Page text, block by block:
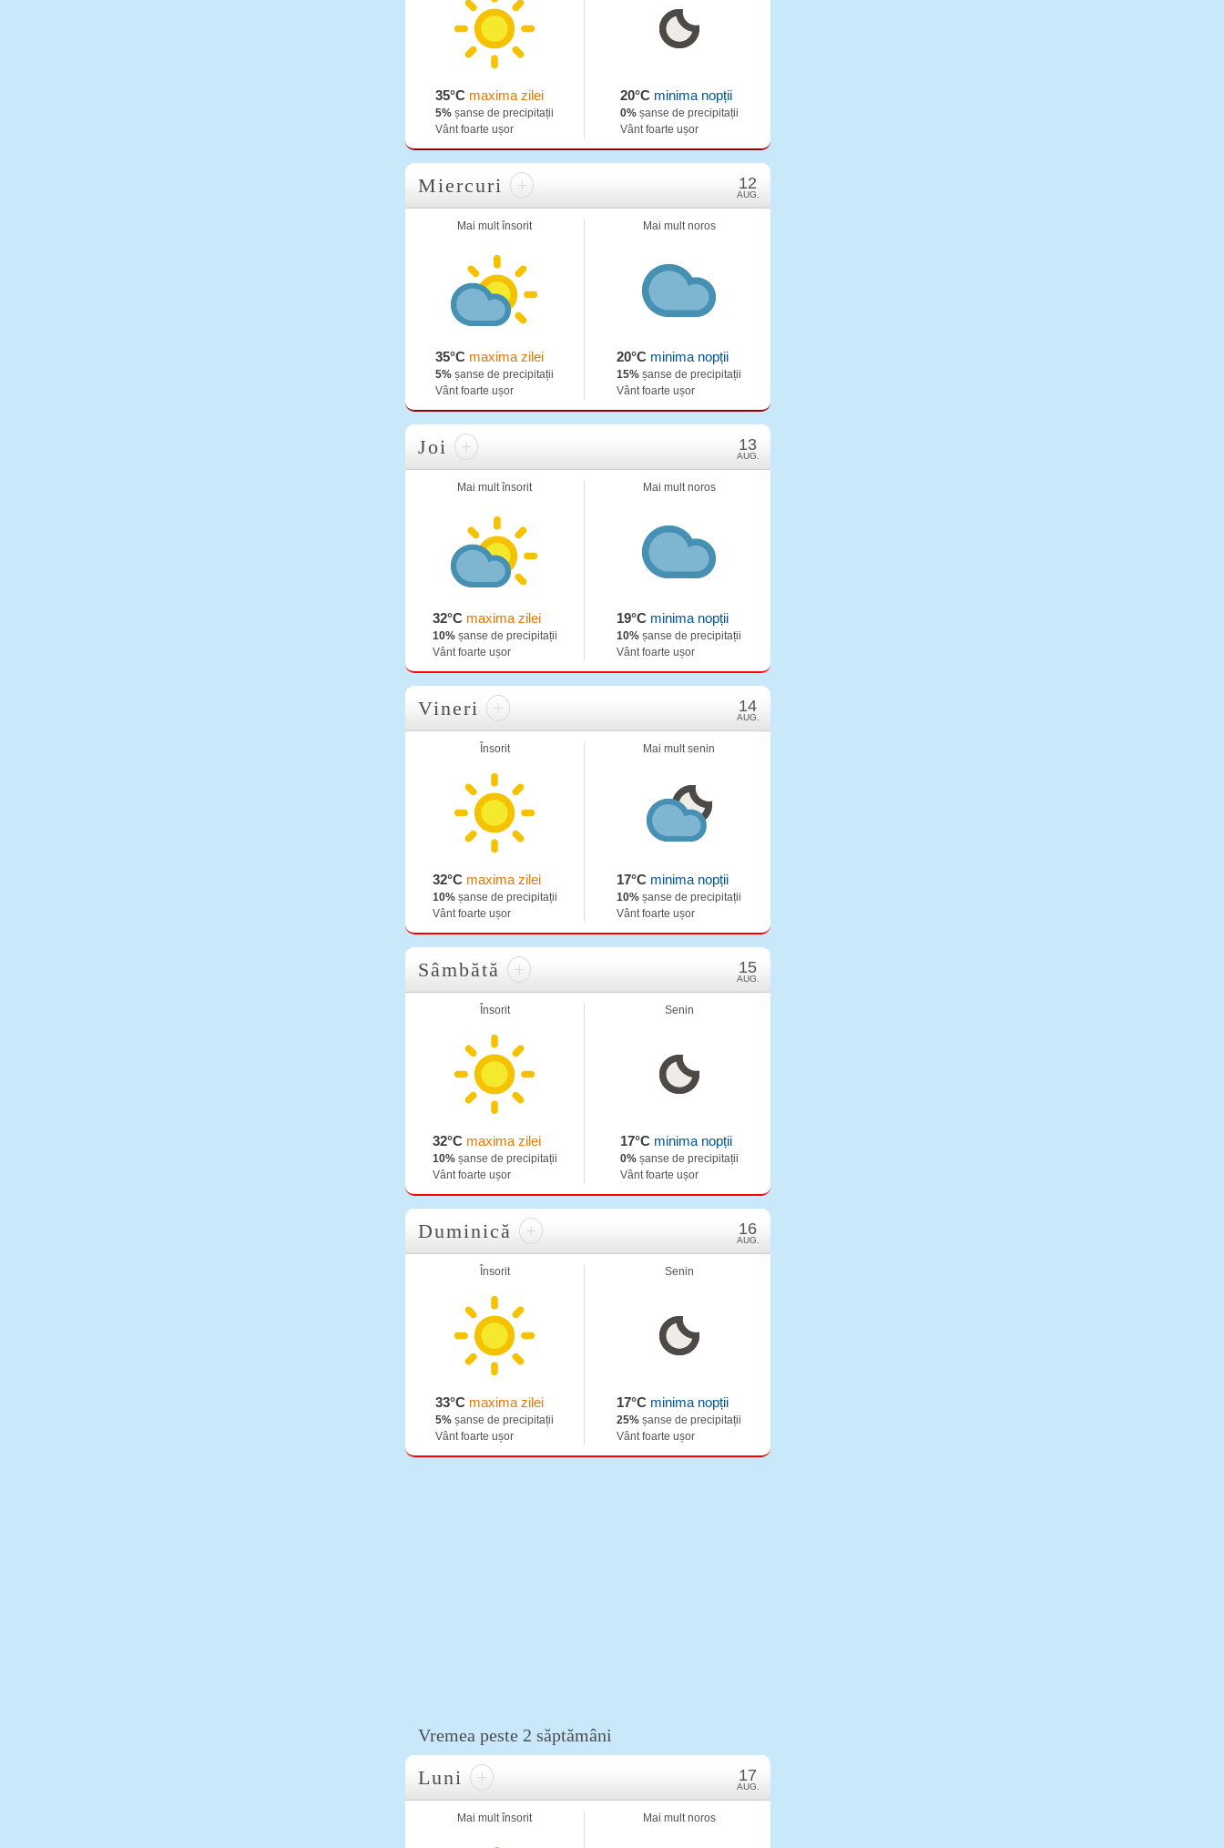
35°C maxima zilei
5% șanse de precipitații
Vânt foarte ușor
20°Cminima nopții
0%șanse de precipitații
Vânt foarte ușor
Miercuri + 12
AUG.
Mai mult însorit
35°C maxima zilei
5% șanse de precipitații
Vânt foarte ușor
Mai mult noros
20°C minima nopții
15% șanse de precipitații
Vânt foarte ușor
Joi + 13
AUG.
Mai mult însorit
32°Cmaxima zilei
10%șanse de precipitații
Vânt foarte ușor
Mai mult noros
19°C minima nopții
10% șanse de precipitații
Vânt foarte ușor
Vineri + 14
AUG.
Însorit
32°Cmaxima zilei
10%șanse de precipitații
Vânt foarte ușor
Mai mult senin
17°C minima nopții
10% șanse de precipitații
Vânt foarte ușor
Sâmbătă + 15
AUG.
Însorit
32°Cmaxima zilei
10%șanse de precipitații
Vânt foarte ușor
Senin
17°Cminima nopții
0%șanse de precipitații
Vânt foarte ușor
Duminică + 16
AUG.
Însorit
33°C maxima zilei
5% șanse de precipitații
Vânt foarte ușor
Senin
17°C minima nopții
25% șanse de precipitații
Vânt foarte ușor
Vremea peste 2 săptămâni
Luni + 17
AUG.
Mai mult însorit Mai mult noros